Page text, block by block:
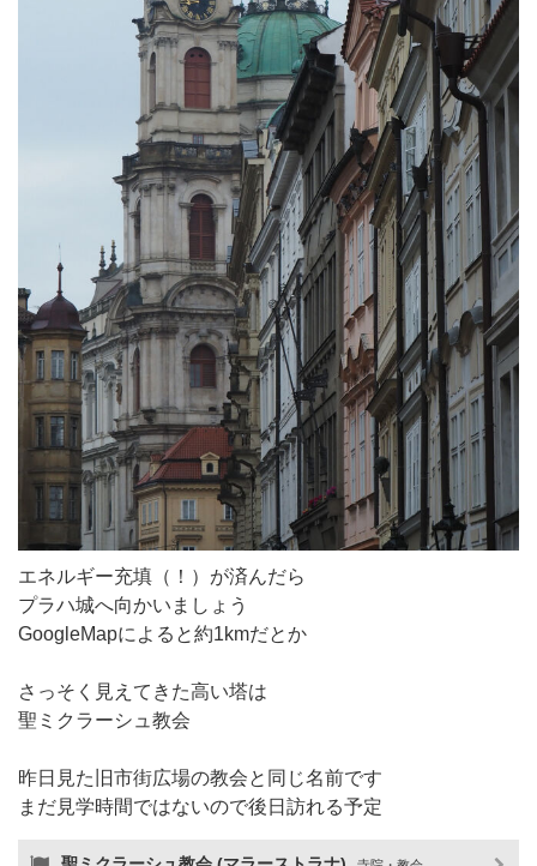
エネルギー充填（！）が済んだら
プラハ城へ向かいましょう
GoogleMapによると約1kmだとか
さっそく見えてきた高い塔は
聖ミクラーシュ教会
昨日見た旧市街広場の教会と同じ名前です
まだ見学時間ではないので後日訪れる予定